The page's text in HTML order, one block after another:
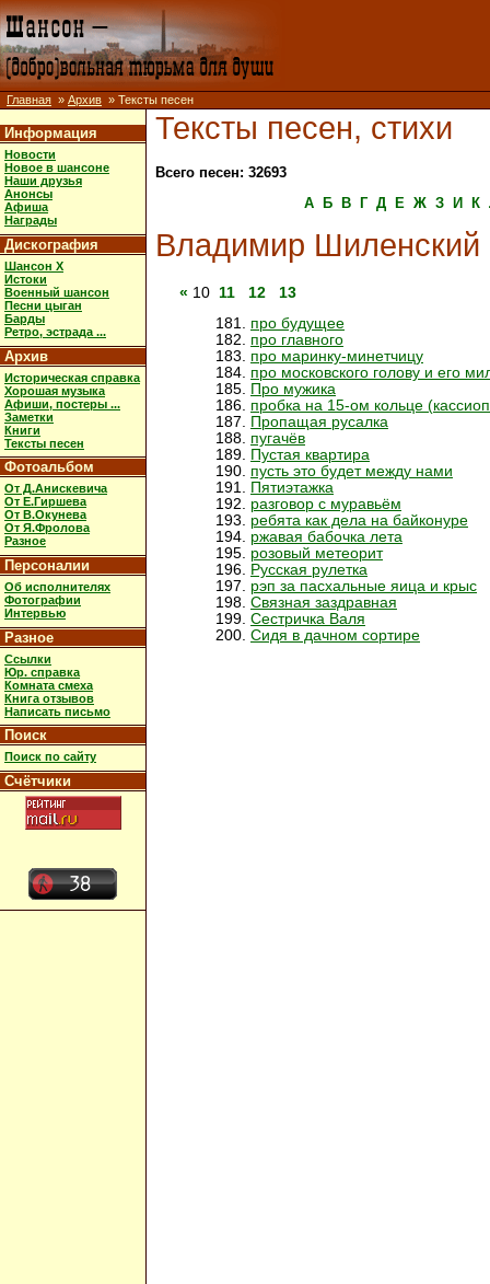
Главная » Архив » Тексты песен
Информация
Новости
Новое в шансоне
Наши друзья
Анонсы
Афиша
Награды
Дискография
Шансон X
Истоки
Военный шансон
Песни цыган
Барды
Ретро, эстрада ...
Архив
Историческая справка
Хорошая музыка
Афиши, постеры ...
Заметки
Книги
Тексты песен
Фотоальбом
От Д.Анискевича
От Е.Гиршева
От В.Окунева
От Я.Фролова
Разное
Персоналии
Об исполнителях
Фотографии
Интервью
Разное
Ссылки
Юр. справка
Комната смеха
Книга отзывов
Написать письмо
Поиск
Поиск по сайту
Счётчики
Тексты песен, стихи
Всего песен: 32693
А
Б В Г Д Е Ж З И К
Владимир Шиленский
« 10 11 12
13
про будущее
про главного
про маринку-минетчицу
про московского голову и его
Про мужика
пробка на 15-ом кольце
Пропащая русалка
пугачёв
Пустая квартира
пусть это будет между нами
Пятиэтажка
разговор с муравьём
ребята как дела на байконуре
ржавая бабочка лета
розовый метеорит
Русская рулетка
рэп за пасхальные яица и крыс
Связная заздравная
Сестричка Валя
Сидя в дачном сортире